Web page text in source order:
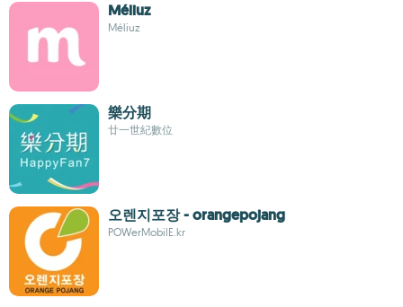
Méliuz
Méliuz
樂分期
廿一世紀數位
오렌지포장 - orangepojang
POWerMobilE.kr